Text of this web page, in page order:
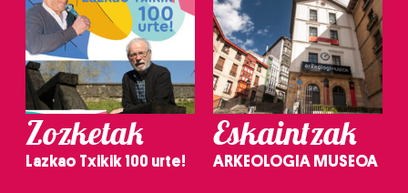
Zozketak
Lazkao Txikik 100 urte!
Eskaintzak
ARKEOLOGIA MUSEOA